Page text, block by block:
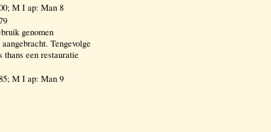
M I ap: Man 8
genomen
Tengevolge
thans een restauratie
M I ap: Man 9